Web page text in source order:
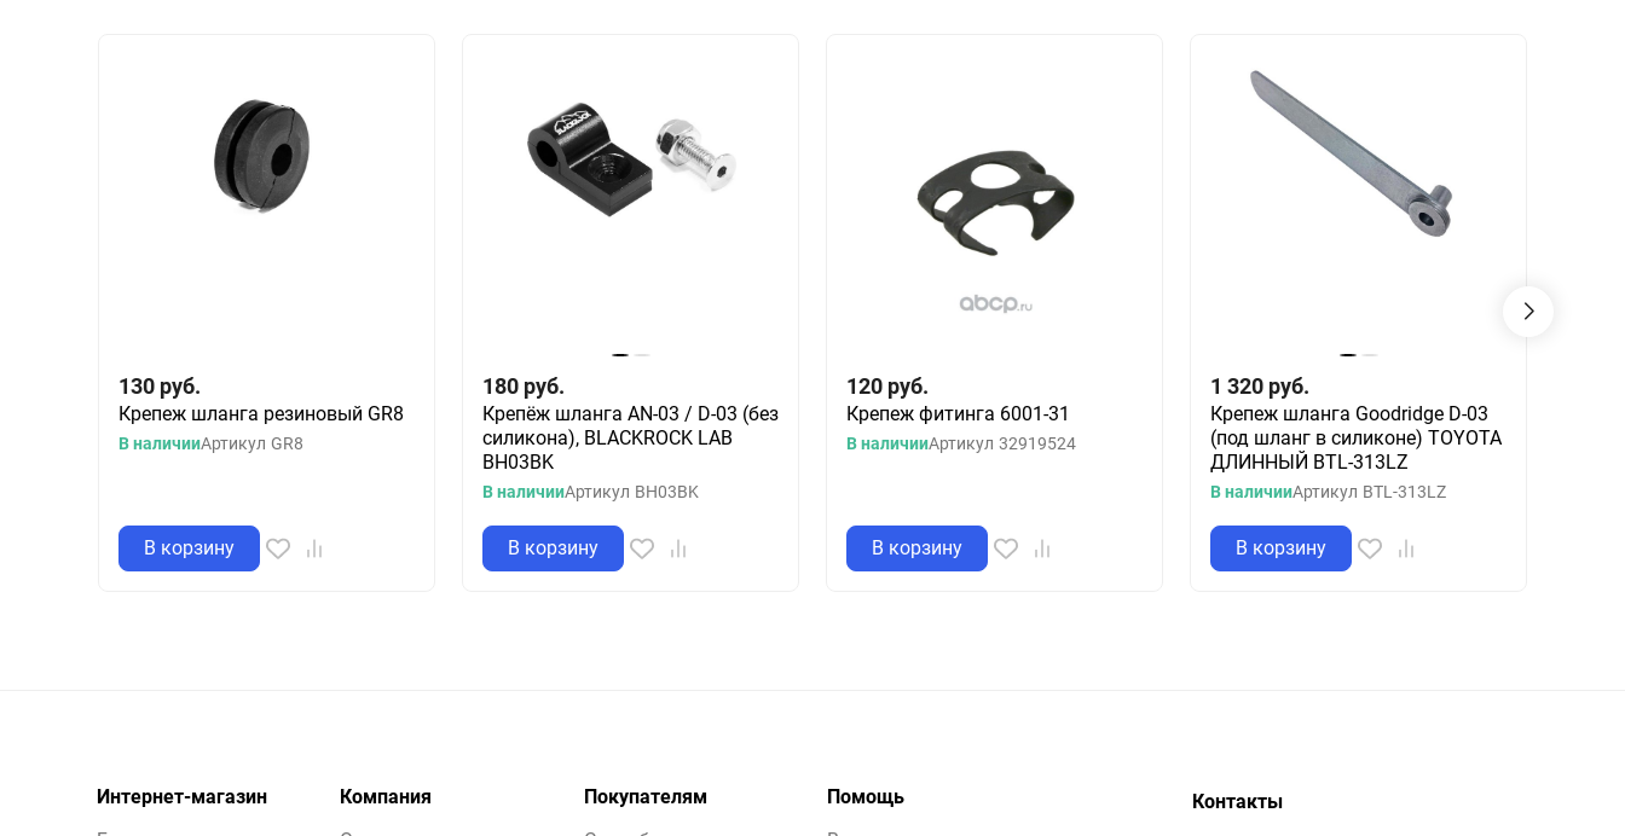
130 руб.
Крепеж шланга резиновый GR8
В наличииАртикул GR8
В корзину
180 руб.
Крепёж шланга AN-03 / D-03 (без
силикона), BLACKROCK LAB
BH03BK
В наличииАртикул BH03BK
В корзину
120 руб.
Крепеж фитинга 6001-31
В наличииАртикул 32919524
В корзину
1 320 руб.
Крепеж шланга Goodridge D-03
(под шланг в силиконе) TOYOTA
ДЛИННЫЙ BTL-313LZ
В наличииАртикул BTL-313LZ
В корзину
Интернет-магазин
Компания
Покупателям
Помощь
Контакты